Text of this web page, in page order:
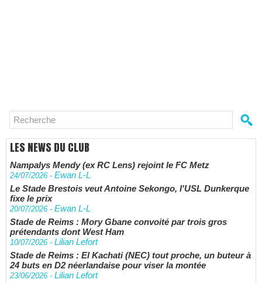
LES NEWS DU CLUB
Nampalys Mendy (ex RC Lens) rejoint le FC Metz
24/07/2026 - Ewan L-L
Le Stade Brestois veut Antoine Sekongo, l'USL Dunkerque
fixe le prix
20/07/2026 - Ewan L-L
Stade de Reims : Mory Gbane convoité par trois gros
prétendants dont West Ham
10/07/2026 - Lilian Lefort
Stade de Reims : El Kachati (NEC) tout proche, un buteur à
24 buts en D2 néerlandaise pour viser la montée
23/06/2026 - Lilian Lefort